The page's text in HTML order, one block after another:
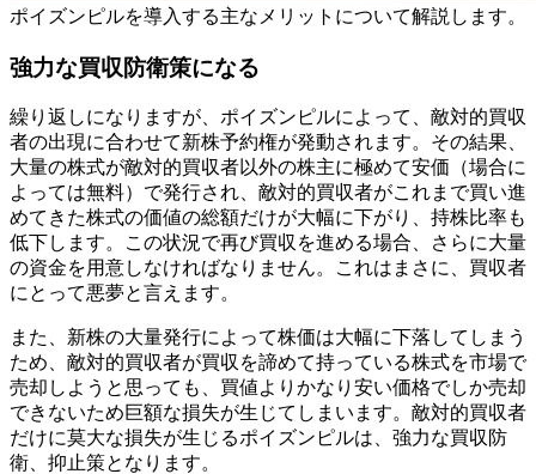
ポイズンピルを導入する主なメリットについて解説します。
強力な買収防衛策になる
繰り返しになりますが、ポイズンピルによって、敵対的買収
者の出現に合わせて新株予約権が発動されます。その結果、
大量の株式が敵対的買収者以外の株主に極めて安価（場合に
よっては無料）で発行され、敵対的買収者がこれまで買い進
めてきた株式の価値の総額だけが大幅に下がり、持株比率も
低下します。この状況で再び買収を進める場合、さらに大量
の資金を用意しなければなりません。これはまさに、買収者
にとって悪夢と言えます。
また、新株の大量発行によって株価は大幅に下落してしまう
ため、敵対的買収者が買収を諦めて持っている株式を市場で
売却しようと思っても、買値よりかなり安い価格でしか売却
できないため巨額な損失が生じてしまいます。敵対的買収者
だけに莫大な損失が生じるポイズンピルは、強力な買収防
衛、抑止策となります。